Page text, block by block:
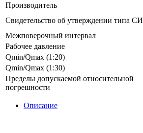
Производитель
Свидетельство об утверждении типа СИ
Межповерочный интервал
Рабочее давление
Qmin/Qmax (1:20)
Qmin/Qmax (1:30)
Пределы допускаемой относительной
погрешности
Описание